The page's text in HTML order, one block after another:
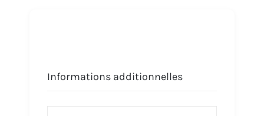
Informations additionnelles